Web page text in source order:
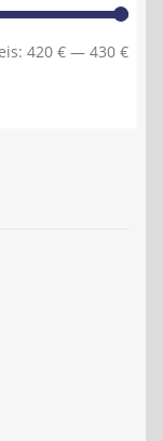
Min.
Max.
420 € — 430 €